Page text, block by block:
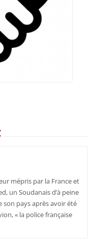
mépris par la France et
un Soudanais d’à peine
son pays après avoir été
« la police française